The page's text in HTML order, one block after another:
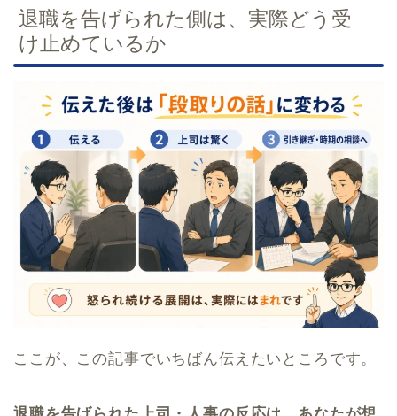
退職を告げられた側は、実際どう受
け止めているか
ここが、この記事でいちばん伝えたいところです。